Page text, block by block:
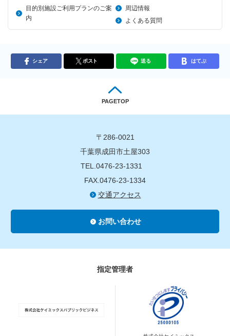
目的別施設ご利用プランのご案
内
周辺情報
よくある質問
シェア ポスト 送る はてぶ
PAGETOP
〒286-0021
千葉県成田市土屋303
TEL.0476-23-1331
FAX.0476-23-1334
交通アクセス
お問い合わせ
指定管理者